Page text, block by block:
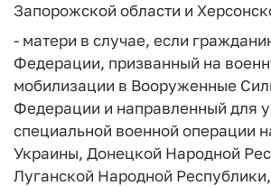
Запорожской области и
- матери в случае, если
Федерации, призванный на
мобилизации в Вооруженные
Федерации и направленный для
специальной военной операции
Украины, Донецкой Народной
Луганской Народной